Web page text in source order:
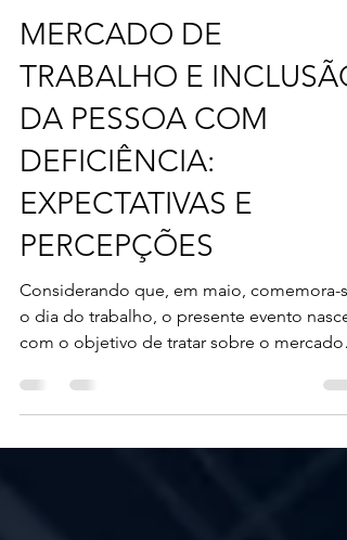
22 de jun. de 2021
2 min de leitura
MERCADO DE
TRABALHO E INCLUSÃO
DA PESSOA COM
DEFICIÊNCIA:
EXPECTATIVAS E
PERCEPÇÕES
Considerando que, em maio, comemora-se
de trabalho e...